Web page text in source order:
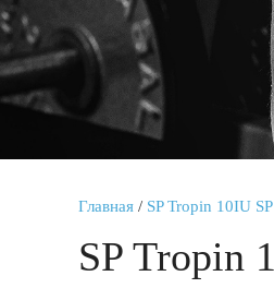
Главная / SP Tropin 10IU
SP Tropin